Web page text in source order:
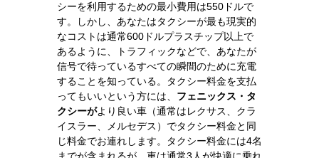
シーを利用するための最小費用は550ドルで
す。しかし、あなたはタクシーが最も現実的
なコストは通常600ドルプラスチップ以上で
あるように、トラフィックなどで、あなたが
信号で待っているすべての瞬間のために充電
することを知っている。タクシー料金を支払
ってもいいという方には、 フェニックス・タ
クシーがより良い車（通常はレクサス、クラ
イスラー、メルセデス）でタクシー料金と同
じ料金でお連れします。タクシー料金には4名